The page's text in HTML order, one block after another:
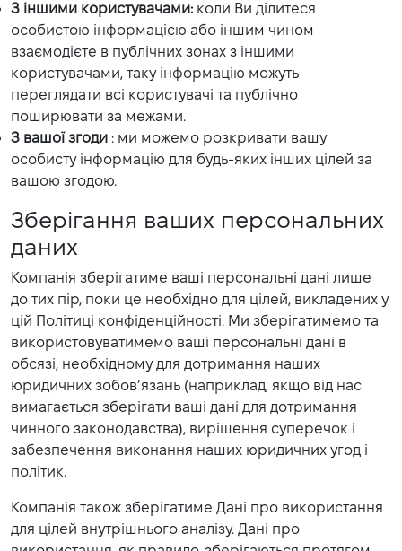
З іншими користувачами: коли Ви ділитеся
особистою інформацією або іншим чином
взаємодієте в публічних зонах з іншими
користувачами, таку інформацію можуть
переглядати всі користувачі та публічно
поширювати за межами.
З вашої згоди : ми можемо розкривати вашу
особисту інформацію для будь-яких інших цілей за
вашою згодою.
Зберігання ваших персональних
даних
Компанія зберігатиме ваші персональні дані лише
до тих пір, поки це необхідно для цілей, викладених у
цій Політиці конфіденційності. Ми зберігатимемо та
використовуватимемо ваші персональні дані в
обсязі, необхідному для дотримання наших
юридичних зобов’язань (наприклад, якщо від нас
вимагається зберігати ваші дані для дотримання
чинного законодавства), вирішення суперечок і
забезпечення виконання наших юридичних угод і
політик.
Компанія також зберігатиме Дані про використання
для цілей внутрішнього аналізу. Дані про